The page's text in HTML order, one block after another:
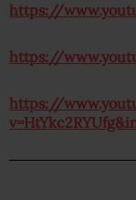
https://
https://
https://